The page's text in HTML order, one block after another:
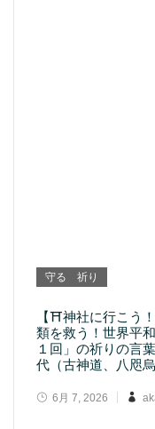
守る 祈り
【⛩神社に行こう
類を救う！世界平
１回」の祈りの言
代（古神道、八咫
6月 7, 2026